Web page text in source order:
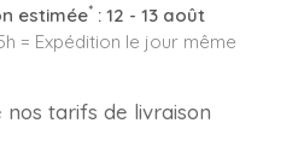
estimée*: 12 - 13 août
= Expédition le jour même
nos tarifs de livraison